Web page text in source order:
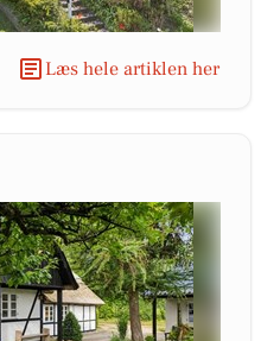
Læs hele artiklen her